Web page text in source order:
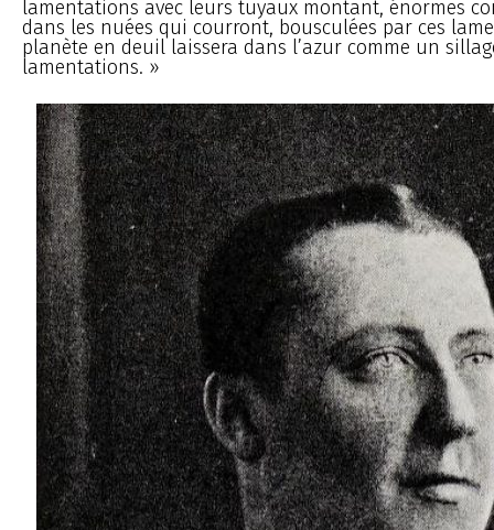
lamentations avec leurs tuyaux montant, énormes
dans les nuées qui courront, bousculées par ces
planète en deuil laissera dans l’azur comme un
lamentations. »